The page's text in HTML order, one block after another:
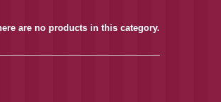
are no products in this category.